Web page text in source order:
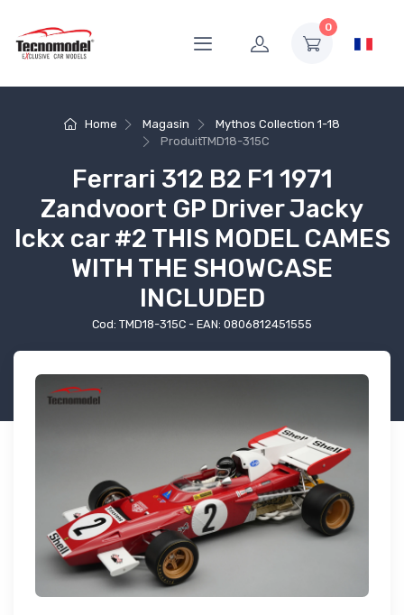
0
Home Magasin
Mythos Collection 1-18
ProduitTMD18-315C
Ferrari 312 B2 F1 1971
Zandvoort GP Driver Jacky
Ickx car #2 THIS MODEL CAMES
WITH THE SHOWCASE
INCLUDED
Cod: TMD18-315C - EAN: 0806812451555